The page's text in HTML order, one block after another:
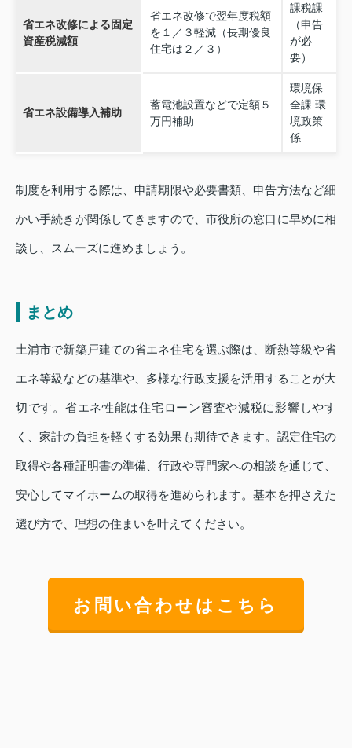
省エネ改修による固定
資産税減額
省エネ改修で翌年度税額
を１／３軽減（長期優良
住宅は２／３）
課税課
（申告
が必
要）
省エネ設備導入補助
蓄電池設置などで定額５
万円補助
環境保
全課 環
境政策
係
制度を利用する際は、申請期限や必要書類、申告方法など細
かい手続きが関係してきますので、市役所の窓口に早めに相
談し、スムーズに進めましょう。
まとめ
土浦市で新築戸建ての省エネ住宅を選ぶ際は、断熱等級や省
エネ等級などの基準や、多様な行政支援を活用することが大
切です。省エネ性能は住宅ローン審査や減税に影響しやす
く、家計の負担を軽くする効果も期待できます。認定住宅の
取得や各種証明書の準備、行政や専門家への相談を通じて、
安心してマイホームの取得を進められます。基本を押さえた
選び方で、理想の住まいを叶えてください。
お問い合わせはこちら